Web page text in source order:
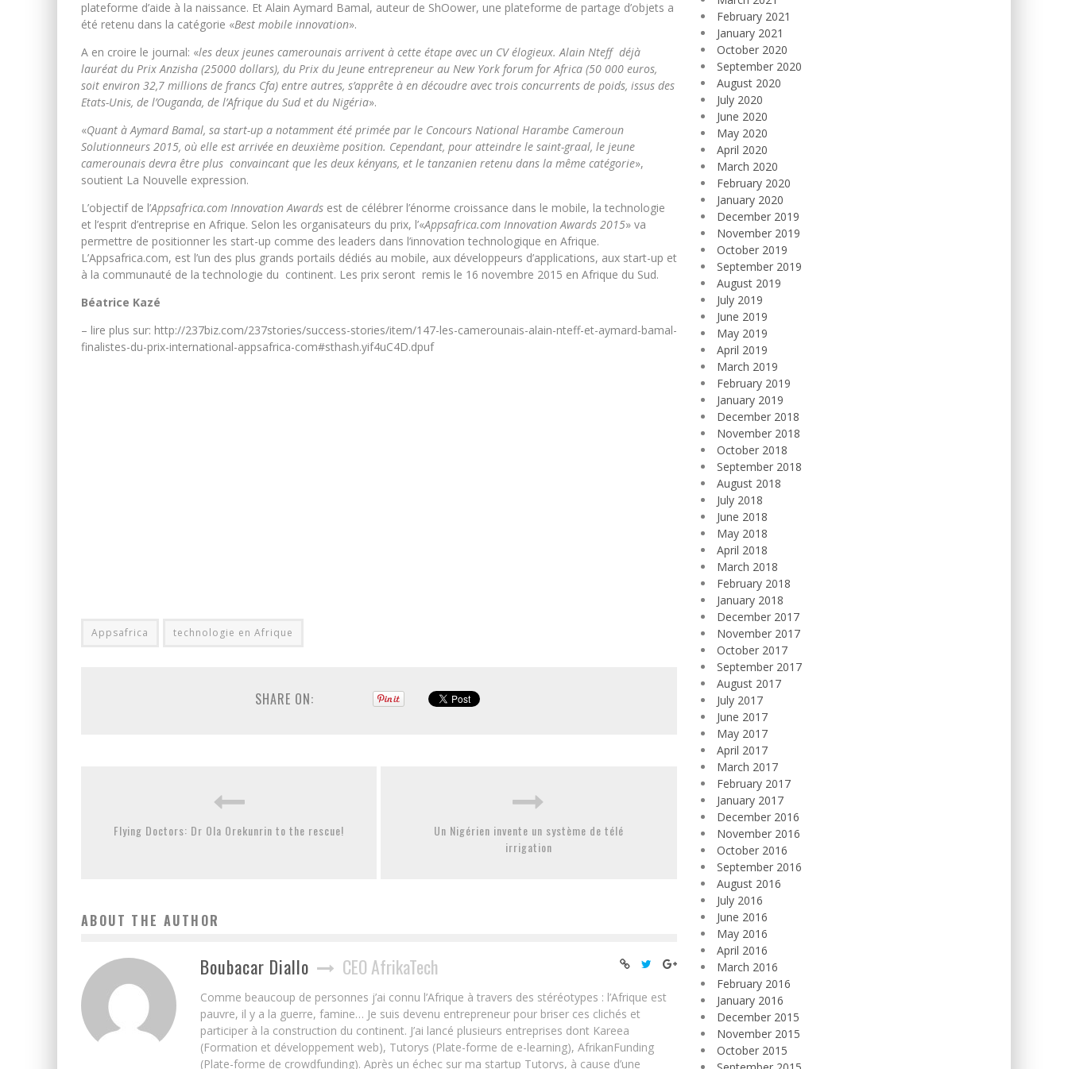
plateforme d’aide à la naissance. Et Alain Aymard Bamal, auteur de ShOower, une plateforme de partage d’objets a
été retenu dans la catégorie «Best mobile innovation».
A en croire le journal: «les deux jeunes camerounais arrivent à cette étape avec un CV élogieux. Alain Nteff déjà
lauréat du Prix Anzisha (25000 dollars), du Prix du Jeune entrepreneur au New York forum for Africa (50 000 euros,
soit environ 32,7 millions de francs Cfa) entre autres, s’apprête à en découdre avec trois concurrents de poids, issus des
Etats-Unis, de l’Ouganda, de l’Afrique du Sud et du Nigéria».
«Quant à Aymard Bamal, sa start-up a notamment été primée par le Concours National Harambe Cameroun
Solutionneurs 2015, où elle est arrivée en deuxième position. Cependant, pour atteindre le saint-graal, le jeune
camerounais devra être plus convaincant que les deux kényans, et le tanzanien retenu dans la même catégorie»,
soutient La Nouvelle expression.
L’objectif de l’Appsafrica.com Innovation Awards est de célébrer l’énorme croissance dans le mobile, la technologie
et l’esprit d’entreprise en Afrique. Selon les organisateurs du prix, l’«Appsafrica.com Innovation Awards 2015» va
permettre de positionner les start-up comme des leaders dans l’innovation technologique en Afrique.
L’Appsafrica.com, est l’un des plus grands portails dédiés au mobile, aux développeurs d’applications, aux start-up et
à la communauté de la technologie du continent. Les prix seront remis le 16 novembre 2015 en Afrique du Sud.
Béatrice Kazé
– lire plus sur: http://237biz.com/237stories/success-stories/item/147-les-camerounais-alain-nteff-et-aymard-bamal-
finalistes-du-prix-international-appsafrica-com#sthash.yif4uC4D.dpuf
Appsafrica technologie en Afrique
SHARE ON:
Flying Doctors: Dr Ola Orekunrin to the rescue!
Un Nigérien invente un système de télé
irrigation
ABOUT THE AUTHOR
Boubacar Diallo CEO AfrikaTech
Comme beaucoup de personnes j’ai connu l’Afrique à travers des stéréotypes : l’Afrique est
pauvre, il y a la guerre, famine… Je suis devenu entrepreneur pour briser ces clichés et
participer à la construction du continent. J’ai lancé plusieurs entreprises dont Kareea
(Formation et développement web), Tutorys (Plate-forme de e-learning), AfrikanFunding
(Plate-forme de crowdfunding). Après un échec sur ma startup Tutorys, à cause d’une
February 2021
January 2021
October 2020
September 2020
August 2020
July 2020
June 2020
May 2020
April 2020
March 2020
February 2020
January 2020
December 2019
November 2019
October 2019
September 2019
August 2019
July 2019
June 2019
May 2019
April 2019
March 2019
February 2019
January 2019
December 2018
November 2018
October 2018
September 2018
August 2018
July 2018
June 2018
May 2018
April 2018
March 2018
February 2018
January 2018
December 2017
November 2017
October 2017
September 2017
August 2017
July 2017
June 2017
May 2017
April 2017
March 2017
February 2017
January 2017
December 2016
November 2016
October 2016
September 2016
August 2016
July 2016
June 2016
May 2016
April 2016
March 2016
February 2016
January 2016
December 2015
November 2015
October 2015